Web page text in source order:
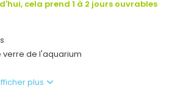
cela prend 1 à 2 jours ouvrables
verre de l'aquarium
plus